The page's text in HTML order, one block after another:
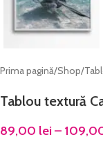
Prima pagină/Shop/
Tablou textură
89,00 lei –